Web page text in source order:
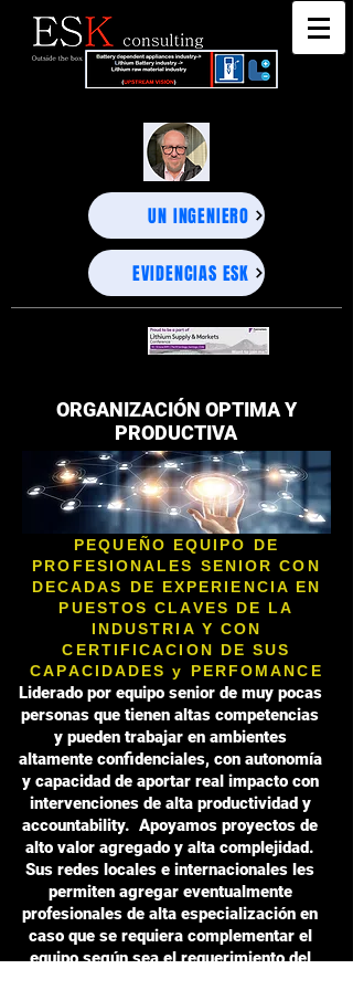
UN INGENIERO
EVIDENCIAS ESK
ORGANIZACIÓN OPTIMA Y
PRODUCTIVA
PEQUEÑO EQUIPO DE
PROFESIONALES SENIOR CON
DECADAS DE EXPERIENCIA EN
PUESTOS CLAVES DE LA
INDUSTRIA Y CON
CERTIFICACION DE SUS
CAPACIDADES y PERFOMANCE
Liderado por equipo senior de muy pocas
personas que tienen altas competencias
y pueden trabajar en ambientes
altamente confidenciales, con autonomía
y capacidad de aportar real impacto con
intervenciones de alta productividad y
accountability. Apoyamos proyectos de
alto valor agregado y alta complejidad.
Sus redes locales e internacionales les
permiten agregar eventualmente
profesionales de alta especialización en
caso que se requiera complementar el
equipo según sea el requerimiento del